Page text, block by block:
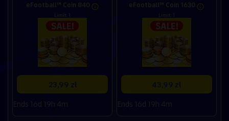
eFootball™ Coin 840
Limit: 1
23,99 zł
Ends 16d 19h 4m
eFootball™ Coin 1630
Limit: 1
43,99 zł
Ends 16d 19h 4m